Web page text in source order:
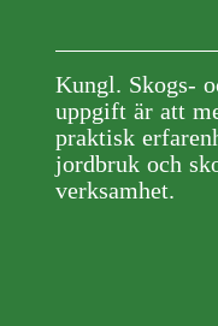
Kungl. Skogs-
uppgift är att
praktisk
jordbruk och
verksamhet.